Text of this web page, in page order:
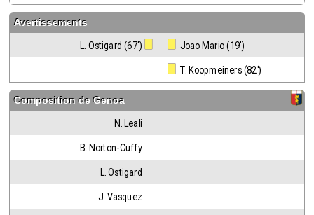
Avertissements
L. Ostigard (67') Joao Mario (19')
T. Koopmeiners (82')
Composition deGenoa
N. Leali
B. Norton-Cuffy
L. Ostigard
J. Vasquez